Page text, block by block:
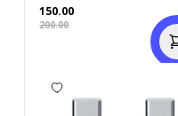
150.00
200.00